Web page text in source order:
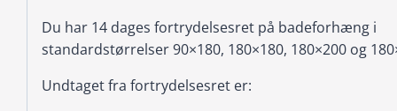
Du har 14 dages fortrydelsesret på badeforhæng i
standardstørrelser 90×180, 180×180, 180×200 og
Undtaget fra fortrydelsesret er: